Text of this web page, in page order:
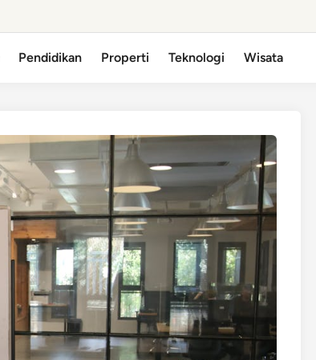
Pendidikan Properti Teknologi Wisata